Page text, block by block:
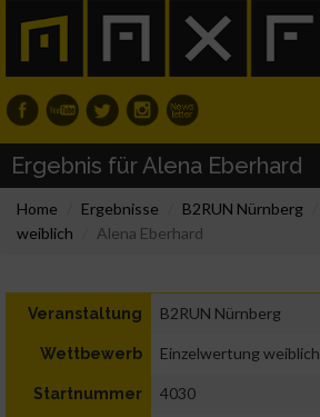
Ergebnis für Alena Eberhard
Home Ergebnisse B2RUN Nürnberg
weiblich
Alena Eberhard
Veranstaltung B2RUN Nürnberg
Wettbewerb Einzelwertung weiblich
Startnummer 4030